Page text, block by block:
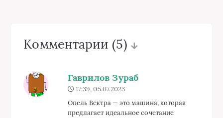
Комментарии (5)
Гаврилов Зураб
17:39, 05.07.2023
Опель Вектра — это машина, которая
предлагает идеальное сочетание